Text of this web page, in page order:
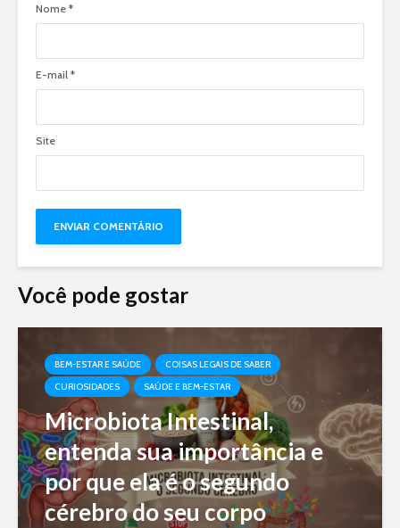
Nome *
E-mail *
Site
Você pode gostar
BEM-ESTAR E SAÚDE
COISAS LEGAIS DE SABER
CURIOSIDADES
SAÚDE E BEM-ESTAR
Microbiota Intestinal,
entenda sua importância e
por que ela é o segundo
cérebro do seu corpo